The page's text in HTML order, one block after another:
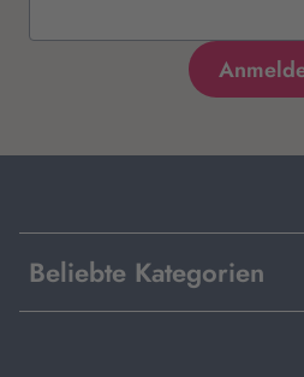
Beliebte Kategorien